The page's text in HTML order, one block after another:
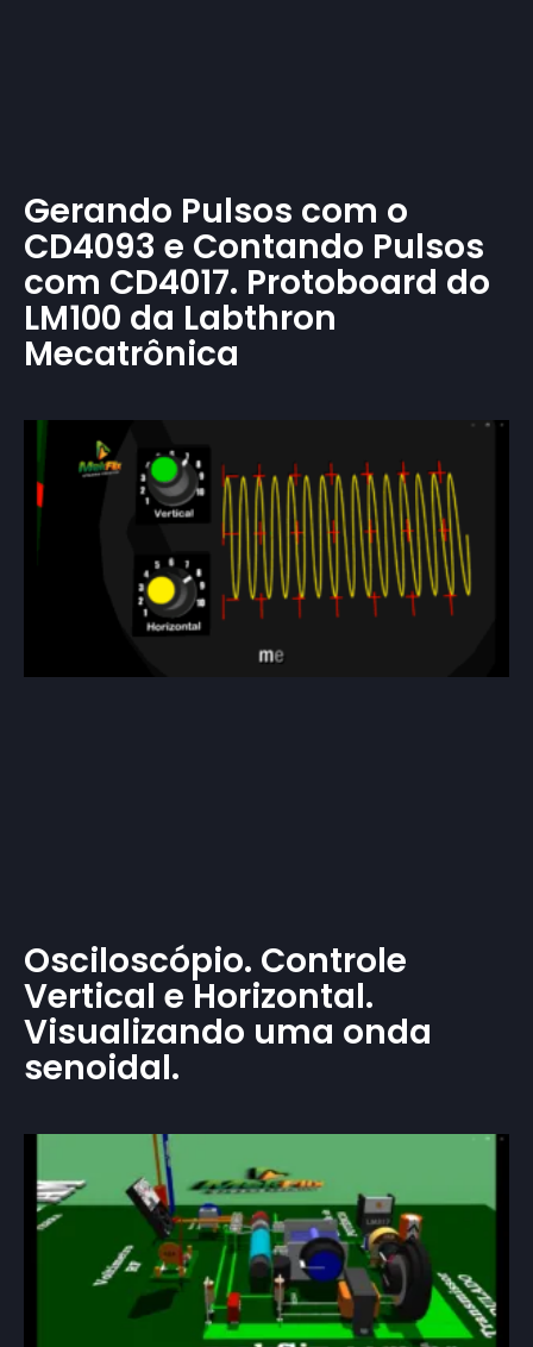
Gerando Pulsos com o
CD4093 e Contando Pulsos
com CD4017. Protoboard do
LM100 da Labthron
Mecatrônica
Osciloscópio. Controle
Vertical e Horizontal.
Visualizando uma onda
senoidal.